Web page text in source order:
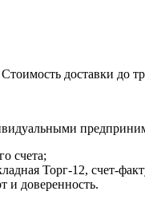
доставки до
счета;
Торг-12, счет-
и доверенность.